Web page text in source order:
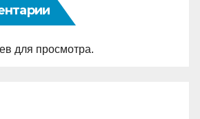
для просмотра.